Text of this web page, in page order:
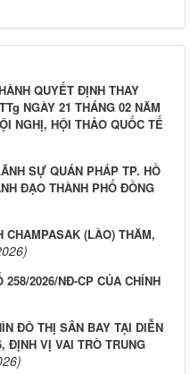
QUYẾT ĐỊNH THAY
NGÀY 21 THÁNG 02 NĂM
NGHỊ, HỘI THẢO QUỐC TẾ
SỰ QUÁN PHÁP TP. HỒ
ĐẠO THÀNH PHỐ ĐỒNG
(LÀO) THĂM,
2026/NĐ-CP CỦA CHÍNH
ĐÔ THỊ SÂN BAY TẠI DIỄN
ĐỊNH VỊ VAI TRÒ TRUNG